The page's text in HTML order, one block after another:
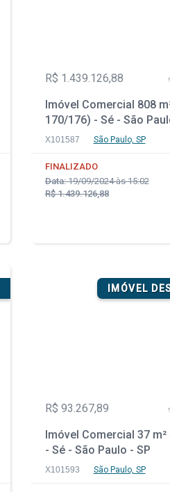
R$ 1.439.126,88
Imóvel Comercial 808
170/176) - Sé - São
X101587 São Paulo, SP
FINALIZADO
Data:19/09/2024 às 15:02
R$ 1.439.126,88
IMÓVEL
R$ 93.267,89
Imóvel Comercial 37 m²
- Sé - São Paulo - SP
X101593 São Paulo, SP